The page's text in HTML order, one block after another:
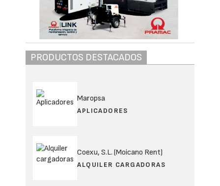
PRODUCTOS DESTACADOS
Maropsa
APLICADORES
Coexu, S.L. (Moicano Rent)
ALQUILER CARGADORAS